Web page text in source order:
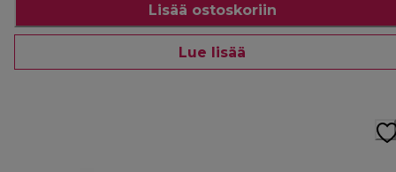
Lisää ostoskoriin
Lue lisää